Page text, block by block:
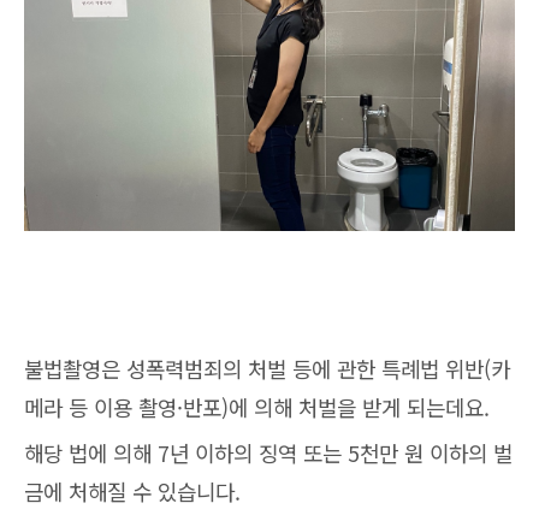
불법촬영은 성폭력범죄의 처벌 등에 관한 특례법 위반(카
메라 등 이용 촬영·반포)에 의해 처벌을 받게 되는데요.
해당 법에 의해 7년 이하의 징역 또는 5천만 원 이하의 벌
금에 처해질 수 있습니다.